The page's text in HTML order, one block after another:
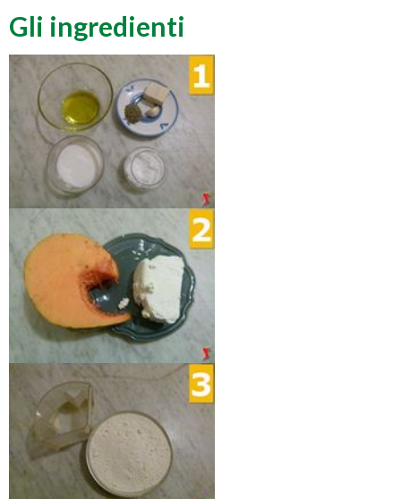
Gli ingredienti